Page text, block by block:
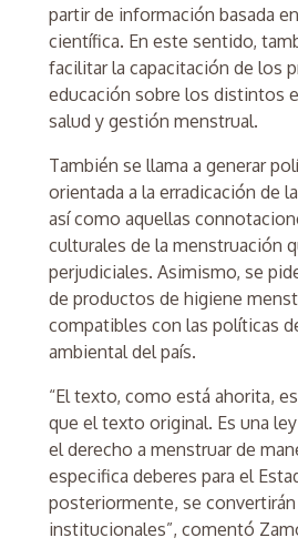
partir de información basada
científica. En este sentido,
facilitar la capacitación de los
educación sobre los distintos
salud y gestión menstrual.
También se llama a generar
orientada a la erradicación de
así como aquellas
culturales de la menstruación
perjudiciales. Asimismo, se
de productos de higiene
compatibles con las políticas
ambiental del país.
“El texto, como está ahorita,
que el texto original. Es una
el derecho a menstruar de
especifica deberes para el
posteriormente, se
institucionales”, comentó